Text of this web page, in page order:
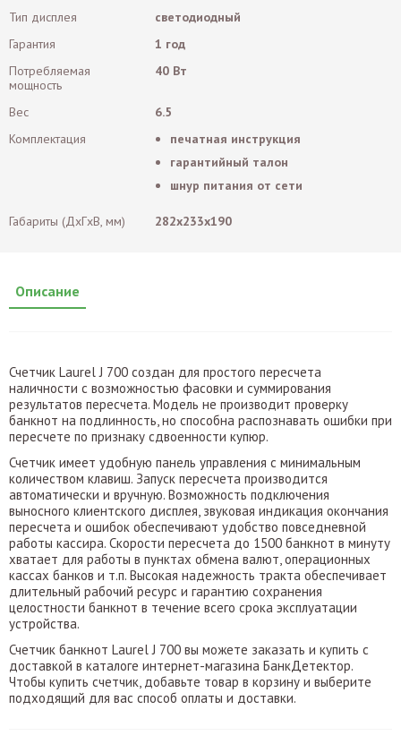
Тип дисплея
светодиодный
Гарантия
1 год
Потребляемая
мощность
40 Вт
Вес
6.5
Комплектация
печатная инструкция
гарантийный талон
шнур питания от сети
Габариты (ДxГxВ, мм) 282x233x190
Описание
Счетчик Laurel J 700 создан для простого пересчета
наличности с возможностью фасовки и суммирования
результатов пересчета. Модель не производит проверку
банкнот на подлинность, но способна распознавать ошибки при
пересчете по признаку сдвоенности купюр.
Счетчик имеет удобную панель управления с минимальным
количеством клавиш. Запуск пересчета производится
автоматически и вручную. Возможность подключения
выносного клиентского дисплея, звуковая индикация окончания
пересчета и ошибок обеспечивают удобство повседневной
работы кассира. Скорости пересчета до 1500 банкнот в минуту
хватает для работы в пунктах обмена валют, операционных
кассах банков и т.п. Высокая надежность тракта обеспечивает
длительный рабочий ресурс и гарантию сохранения
целостности банкнот в течение всего срока эксплуатации
устройства.
Счетчик банкнот Laurel J 700 вы можете заказать и купить с
доставкой в каталоге интернет-магазина БанкДетектор.
Чтобы купить счетчик, добавьте товар в корзину и выберите
подходящий для вас способ оплаты и доставки.